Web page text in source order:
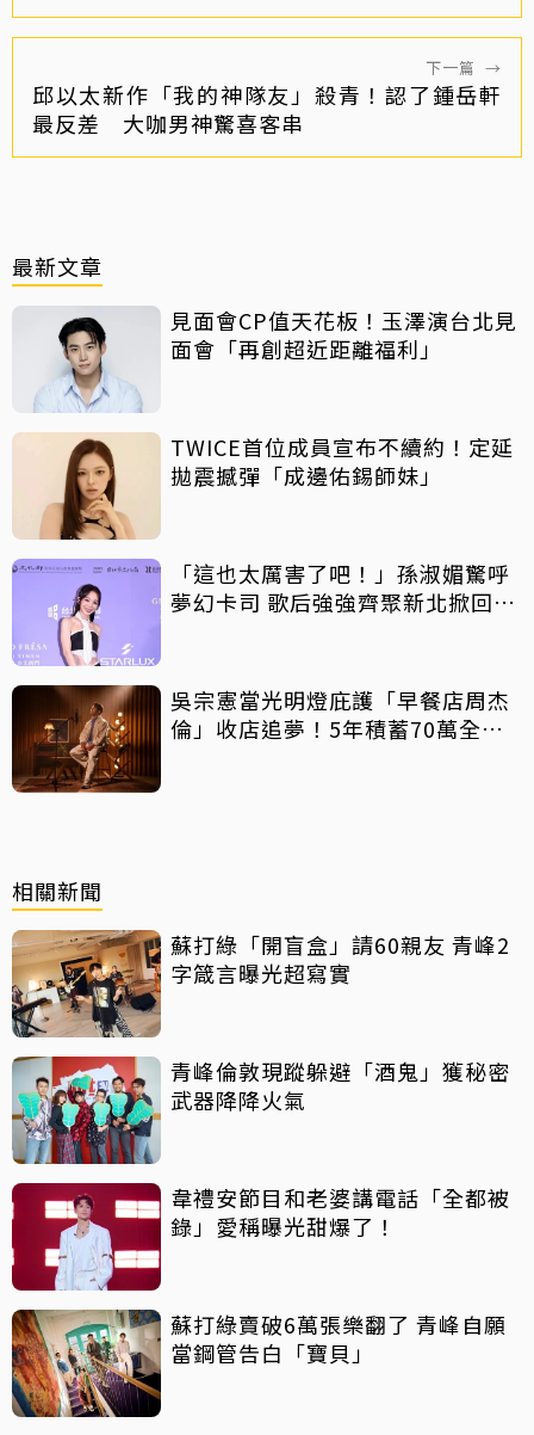
下一篇 →
邱以太新作「我的神隊友」殺青！認了鍾岳軒
最反差 大咖男神驚喜客串
最新文章
見面會CP值天花板！玉澤演台北見
面會「再創超近距離福利」
TWICE首位成員宣布不續約！定延
拋震撼彈「成邊佑錫師妹」
「這也太厲害了吧！」孫淑媚驚呼
夢幻卡司 歌后強強齊聚新北掀回憶
吳宗憲當光明燈庇護「早餐店周杰
倫」收店追夢！5年積蓄70萬全砸
相關新聞
蘇打綠「開盲盒」請60親友 青峰2
字箴言曝光超寫實
青峰倫敦現蹤躲避「酒鬼」獲秘密
武器降降火氣
韋禮安節目和老婆講電話「全都被
錄」愛稱曝光甜爆了！
蘇打綠賣破6萬張樂翻了 青峰自願
當鋼管告白「寶貝」